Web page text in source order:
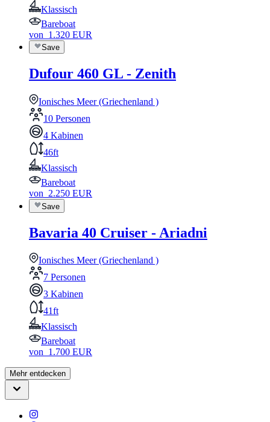
Klassisch
Bareboat
von 1.320 EUR
Save
Dufour 460 GL - Zenith
Ionisches Meer (Griechenland )
10 Personen
4 Kabinen
46ft
Klassisch
Bareboat
von 2.250 EUR
Save
Bavaria 40 Cruiser - Ariadni
Ionisches Meer (Griechenland )
7 Personen
3 Kabinen
41ft
Klassisch
Bareboat
von 1.700 EUR
Mehr entdecken